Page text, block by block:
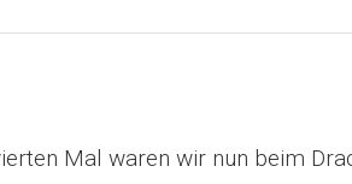
Mal waren wir nun beim